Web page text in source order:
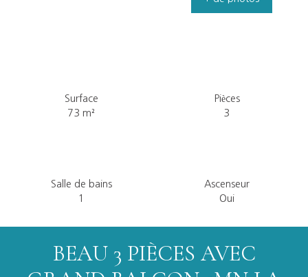
Surface
73 m²
Pièces
3
Salle de bains
1
Ascenseur
Oui
BEAU 3 PIÈCES AVEC